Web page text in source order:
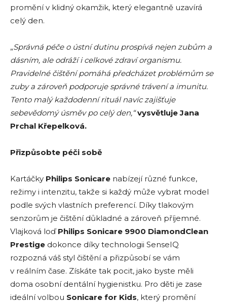
promění v klidný okamžik, který elegantně uzavírá
celý den.
„Správná péče o ústní dutinu prospívá nejen zubům a
dásním, ale odráží i celkové zdraví organismu.
Pravidelné čištění pomáhá předcházet problémům se
zuby a zároveň podporuje správné trávení a imunitu.
Tento malý každodenní rituál navíc zajišťuje
sebevědomý úsměv po celý den,“ vysvětluje Jana
Prchal Křepelková.
Přizpůsobte péči sobě
Kartáčky Philips Sonicare nabízejí různé funkce,
režimy i intenzitu, takže si každý může vybrat model
podle svých vlastních preferencí. Díky tlakovým
senzorům je čištění důkladné a zároveň příjemné.
Vlajková loď Philips Sonicare 9900 DiamondClean
Prestige dokonce díky technologii SenseIQ
rozpozná váš styl čištění a přizpůsobí se vám
v reálním čase. Získáte tak pocit, jako byste měli
doma osobní dentální hygienistku. Pro děti je zase
ideální volbou Sonicare for Kids, který promění